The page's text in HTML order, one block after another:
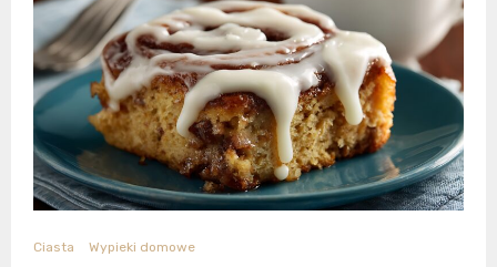
Ciasta Wypieki domowe